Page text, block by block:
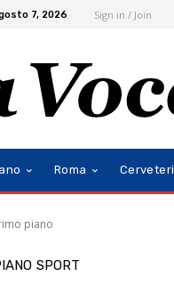
7, 2026 Sign in / Join
Roma Cerveteri
piano
SPORT